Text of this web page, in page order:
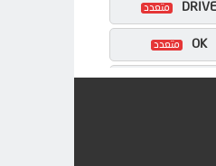
MP4UPLOAD
OK
DRIVE